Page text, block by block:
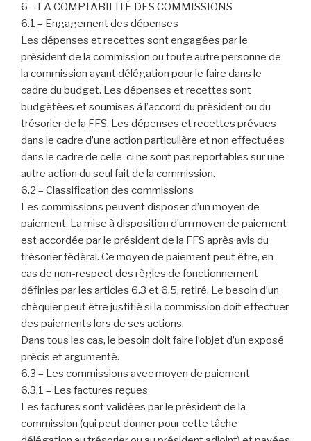
6 – LA COMPTABILITÉ DES COMMISSIONS
6.1 – Engagement des dépenses
Les dépenses et recettes sont engagées par le
président de la commission ou toute autre personne de
la commission ayant délégation pour le faire dans le
cadre du budget. Les dépenses et recettes sont
budgétées et soumises à l’accord du président ou du
trésorier de la FFS. Les dépenses et recettes prévues
dans le cadre d’une action particulière et non effectuées
dans le cadre de celle-ci ne sont pas reportables sur une
autre action du seul fait de la commission.
6.2 – Classification des commissions
Les commissions peuvent disposer d’un moyen de
paiement. La mise à disposition d’un moyen de paiement
est accordée par le président de la FFS après avis du
trésorier fédéral. Ce moyen de paiement peut être, en
cas de non-respect des règles de fonctionnement
définies par les articles 6.3 et 6.5, retiré. Le besoin d’un
chéquier peut être justifié si la commission doit effectuer
des paiements lors de ses actions.
Dans tous les cas, le besoin doit faire l’objet d’un exposé
précis et argumenté.
6.3 – Les commissions avec moyen de paiement
6.3.1 – Les factures reçues
Les factures sont validées par le président de la
commission (qui peut donner pour cette tâche